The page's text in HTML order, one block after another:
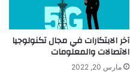
آخر الابتكارات في مجال تكنولوجيا
الاتصالات والمعلومات
مارس 20, 2022